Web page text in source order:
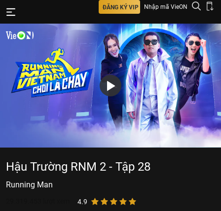
ĐĂNG KÝ VIP Nhập mã VieON
Hậu Trường RNM 2 - Tập 28
Running Man
4.9